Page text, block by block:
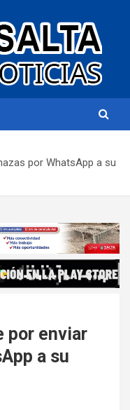
por WhatsApp a su
por enviar
a su